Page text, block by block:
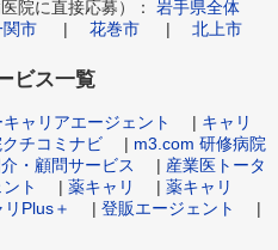
院に直接応募）： 岩手県全体
関市 | 花巻市 | 北上市
ビス一覧
ャリアエージェント | キャリ
チコミナビ | m3.com 研修病院
・顧問サービス | 産業医トータ
ト | 薬キャリ | 薬キャリ
Plus＋ | 登販エージェント
|